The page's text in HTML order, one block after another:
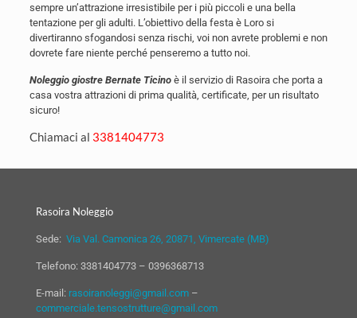
sempre un’attrazione irresistibile per i più piccoli e una bella
tentazione per gli adulti. L’obiettivo della festa è Loro si
divertiranno sfogandosi senza rischi, voi non avrete problemi e non
dovrete fare niente perché penseremo a tutto noi.
Noleggio giostre Bernate Ticinoè il servizio di Rasoira che porta a
casa vostra attrazioni di prima qualità, certificate, per un risultato
sicuro!
Chiamaci al 3381404773
Rasoira Noleggio
Sede: Via Val. Camonica 26, 20871, Vimercate (MB)
Telefono: 3381404773 – 0396368713
E-mail: rasoiranoleggi@gmail.com –
commerciale.tensostrutture@gmail.com